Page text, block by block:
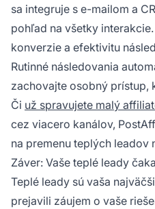
sa integruje s e-mailom a
pohľad na všetky
konverzie a efektivitu
Rutinné následovania
zachovajte osobný prístup,
Či už spravujete malý
cez viacero kanálov,
na premenu teplých leadov
Záver: Vaše teplé leady
Teplé leady sú vaša
prejavili záujem o vaše